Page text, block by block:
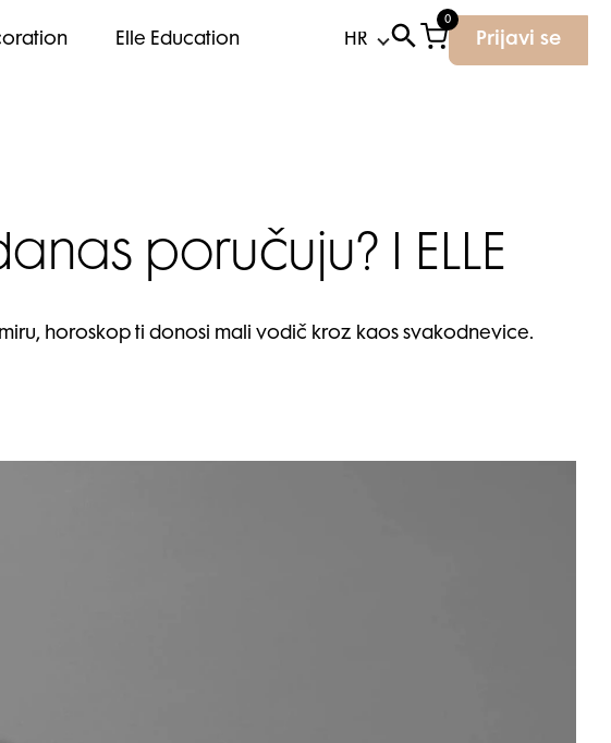
Elle Education
0
Prijavi se
poručuju? I ELLE
horoskop ti donosi mali vodič kroz kaos svakodnevice.